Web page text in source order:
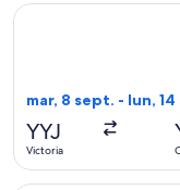
mar, 8 sept. - lun,
YYJ
Victoria
Seleccionar vuelo